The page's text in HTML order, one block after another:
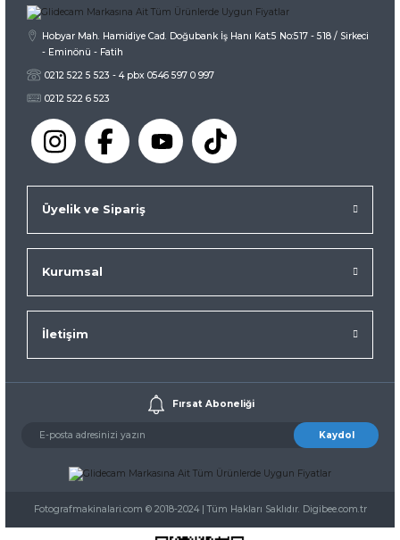
Hobyar Mah. Hamidiye Cad. Doğubank İş Hanı Kat:5 No:517 - 518 / Sirkeci
- Eminönü - Fatih
0212 522 5 523 - 4 pbx 0546 597 0 997
0212 522 6 523
Üyelik ve Sipariş
Kurumsal
İletişim
Fırsat Aboneliği
Kaydol
Fotografmakinalari.com © 2018-2024 | Tüm Hakları Saklıdır. Digibee.com.tr